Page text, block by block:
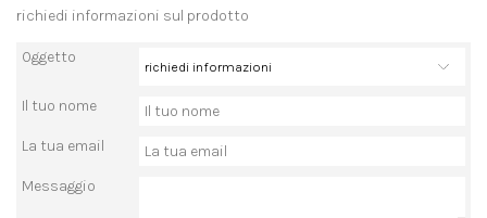
richiedi informazioni sul prodotto
Oggetto
Il tuo nome
La tua email
Messaggio